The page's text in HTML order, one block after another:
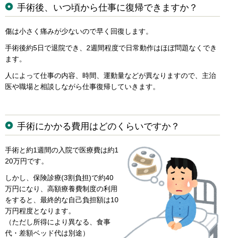
手術後、いつ頃から仕事に復帰できますか？
傷は小さく痛みが少ないので早く回復します。
手術後約5日で退院でき、2週間程度で日常動作はほぼ問題なくでき
ます。
人によって仕事の内容、時間、運動量などが異なりますので、主治
医や職場と相談しながら仕事復帰していきます。
手術にかかる費用はどのくらいですか？
手術と約1週間の入院で医療費は約1
20万円です。
しかし、保険診療(3割負担)で約40
万円になり、高額療養費制度の利用
をすると、最終的な自己負担額は10
万円程度となります。
（ただし所得により異なる、食事
代・差額ベッド代は別途）